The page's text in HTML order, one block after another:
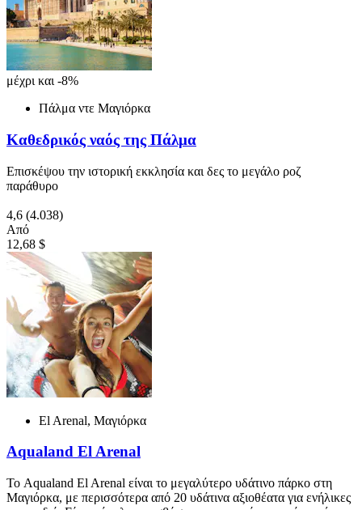
μέχρι και -8%
Πάλμα ντε Μαγιόρκα
Καθεδρικός ναός της Πάλμα
Επισκέψου την ιστορική εκκλησία και δες το μεγάλο ροζ
παράθυρο
4,6 (4.038)
Από
12,68 $
El Arenal, Μαγιόρκα
Aqualand El Arenal
Το Aqualand El Arenal είναι το μεγαλύτερο υδάτινο πάρκο στη
Μαγιόρκα, με περισσότερα από 20 υδάτινα αξιοθέατα για ενήλικες